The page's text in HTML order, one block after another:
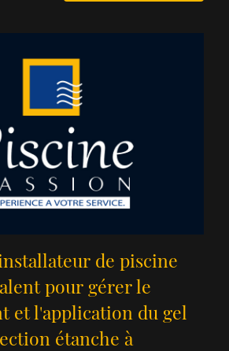
de piscine
pour gérer le
et l'application du gel
étanche à